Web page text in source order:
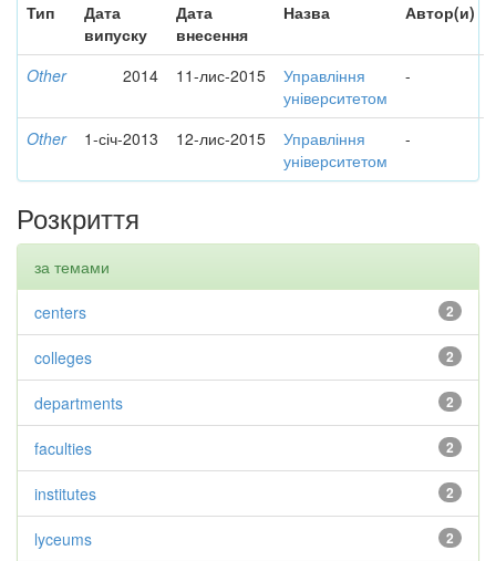
Тип
Дата
випуску
Дата
внесення
Назва Автор(и)
Other 2014 11-лис-2015
Управління
університетом
-
Other 1-січ-2013 12-лис-2015
Управління
університетом
-
Розкриття
за темами
2
centers
2
colleges
2
departments
2
faculties
2
institutes
2
lyceums